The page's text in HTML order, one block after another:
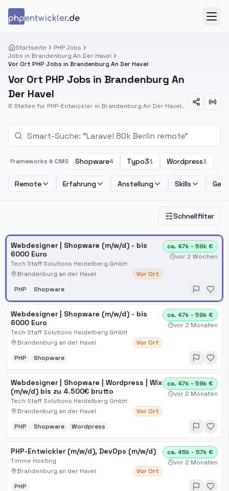
phpentwickler.de
Startseite
PHP Jobs
Jobs in Brandenburg An Der Havel
Vor Ort PHP Jobs in Brandenburg An Der Havel
Vor Ort PHP Jobs in Brandenburg An
Der Havel
6 Stellen für PHP-Entwickler in Brandenburg An Der Havel.
Frameworks & CMS Shopware4 Typo31 Wordpress1
Remote Erfahrung Anstellung Skills
Schnellfilter
Webdesigner | Shopware (m/w/d) - bis
6000 Euro
Tech Staff Solutions Heidelberg GmbH
Brandenburg an der Havel
Vor Ort
ca. 47k - 59k €
vor 2 Wochen
PHP Shopware
Webdesigner | Shopware (m/w/d) - bis
6000 Euro
Tech Staff Solutions Heidelberg GmbH
Brandenburg an der Havel
Vor Ort
ca. 47k - 59k €
vor 2 Monaten
PHP Shopware
Webdesigner | Shopware | Wordpress | Wix
(m/w/d) bis zu 4.500€ brutto
Tech Staff Solutions Heidelberg GmbH
Brandenburg an der Havel
Vor Ort
ca. 47k - 59k €
vor 2 Monaten
PHP Shopware Wordpress
PHP-Entwickler (m/w/d), DevOps (m/w/d)
Timme Hosting
Brandenburg an der Havel
Vor Ort
ca. 45k - 57k €
vor 2 Monaten
PHP